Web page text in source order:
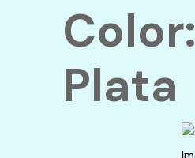
Color:
Plata